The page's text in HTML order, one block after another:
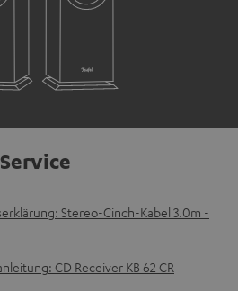
Stereo-Cinch-Kabel 3.0m -
CD Receiver KB 62 CR